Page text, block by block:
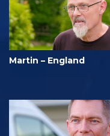
Martin – England